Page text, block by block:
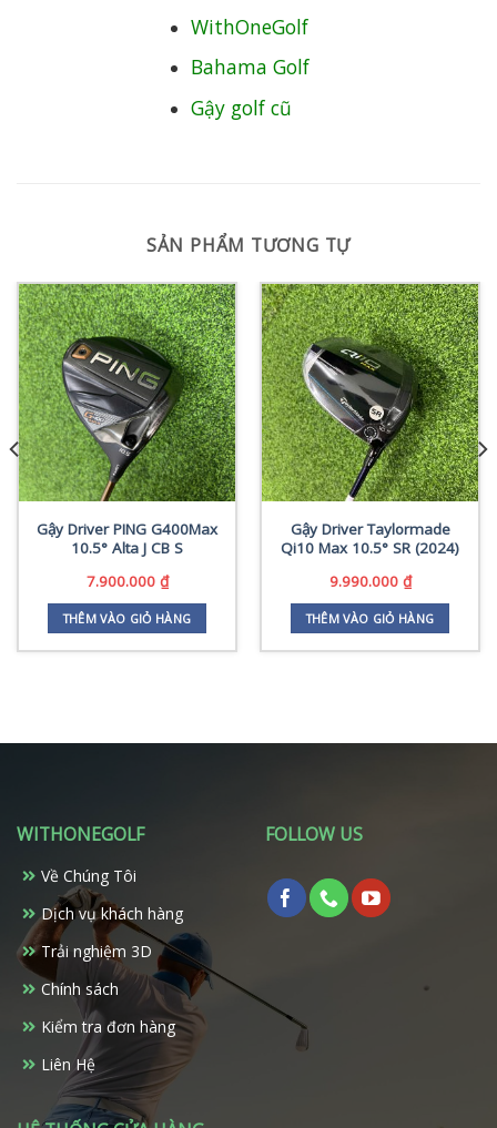
WithOneGolf
Bahama Golf
Gậy golf cũ
SẢN PHẨM TƯƠNG TỰ
Gậy Driver PING G400Max
10.5° Alta J CB S
7.900.000 ₫
THÊM VÀO GIỎ HÀNG
Gậy Driver Taylormade
Qi10 Max 10.5° SR (2024)
9.990.000 ₫
THÊM VÀO GIỎ HÀNG
₫.
WITHONEGOLF
Về Chúng Tôi
Dịch vụ khách hàng
Trải nghiệm 3D
Chính sách
Kiểm tra đơn hàng
Liên Hệ
FOLLOW US